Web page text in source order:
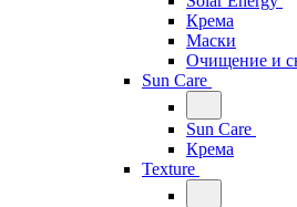
Крема
Маски
Очищение и
Sun Care
Sun Care
Крема
Texture